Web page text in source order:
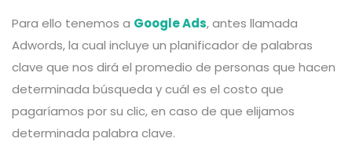
Para ello tenemos a Google Ads, antes llamada
Adwords, la cual incluye un planificador de palabras
clave que nos dirá el promedio de personas que hacen
determinada búsqueda y cuál es el costo que
pagaríamos por su clic, en caso de que elijamos
determinada palabra clave.